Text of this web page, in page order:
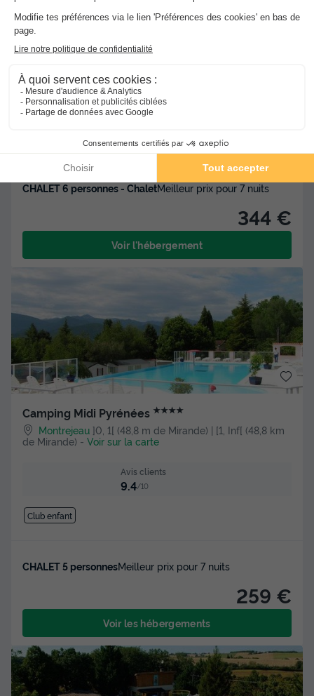
Camping et Village Vacances Le Lac
Boulogne Sur Gesse ]0, 1[ (32,9 m de Mirande) | [1, Inf[
Avis clients
8.7/10
CHALET 6 personnes - ChaletMeilleur prix pour 7 nuits
344 €
Voir l'hébergement
Camping Midi Pyrénées ★★★★
Montrejeau ]0, 1[ (48,8 m de Mirande) | [1, Inf[ (48,8 km
de Mirande) - Voir sur la carte
Avis clients
9.4/10
Club enfant
CHALET 5 personnesMeilleur prix pour 7 nuits
259 €
Voir les hébergements